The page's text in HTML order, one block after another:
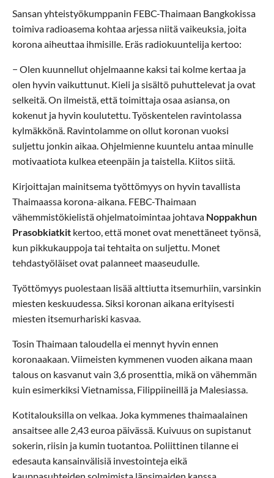
Sansan yhteistyökumppanin FEBC-Thaimaan Bangkokissa
toimiva radioasema kohtaa arjessa niitä vaikeuksia, joita
korona aiheuttaa ihmisille. Eräs radiokuuntelija kertoo:
− Olen kuunnellut ohjelmaanne kaksi tai kolme kertaa ja
olen hyvin vaikuttunut. Kieli ja sisältö puhuttelevat ja ovat
selkeitä. On ilmeistä, että toimittaja osaa asiansa, on
kokenut ja hyvin koulutettu. Työskentelen ravintolassa
kylmäkkönä. Ravintolamme on ollut koronan vuoksi
suljettu jonkin aikaa. Ohjelmienne kuuntelu antaa minulle
motivaatiota kulkea eteenpäin ja taistella. Kiitos siitä.
Kirjoittajan mainitsema työttömyys on hyvin tavallista
Thaimaassa korona-aikana. FEBC-Thaimaan
vähemmistökielistä ohjelmatoimintaa johtava Noppakhun
Prasobkiatkit kertoo, että monet ovat menettäneet työnsä,
kun pikkukauppoja tai tehtaita on suljettu. Monet
tehdastyöläiset ovat palanneet maaseudulle.
Työttömyys puolestaan lisää alttiutta itsemurhiin, varsinkin
miesten keskuudessa. Siksi koronan aikana erityisesti
miesten itsemurhariski kasvaa.
Tosin Thaimaan taloudella ei mennyt hyvin ennen
koronaakaan. Viimeisten kymmenen vuoden aikana maan
talous on kasvanut vain 3,6 prosenttia, mikä on vähemmän
kuin esimerkiksi Vietnamissa, Filippiineillä ja Malesiassa.
Kotitalouksilla on velkaa. Joka kymmenes thaimaalainen
ansaitsee alle 2,43 euroa päivässä. Kuivuus on supistanut
sokerin, riisin ja kumin tuotantoa. Poliittinen tilanne ei
edesauta kansainvälisiä investointeja eikä